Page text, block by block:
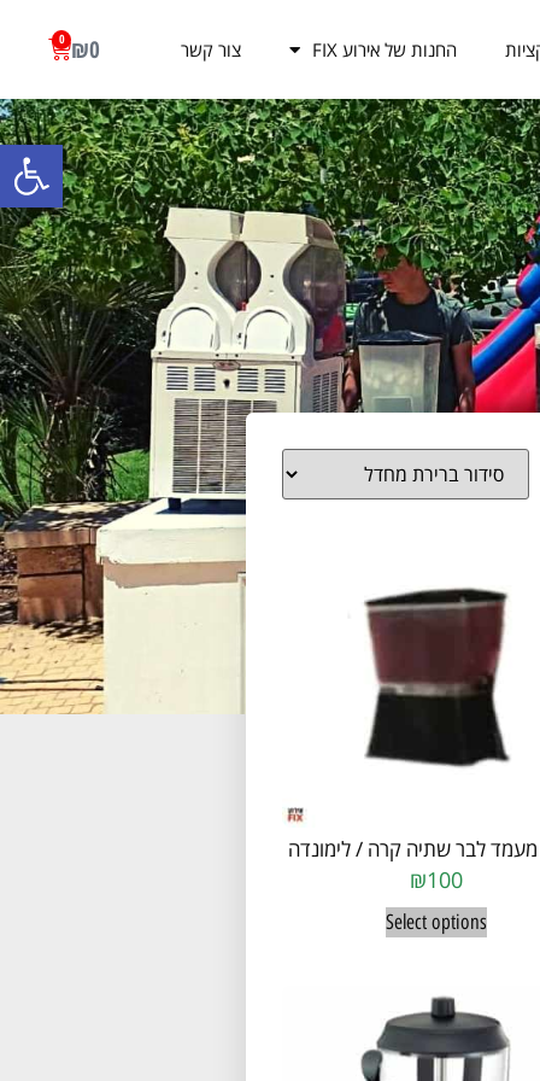
פתח
החנות של אירוע FIX צור קשר ₪0
0
לבר שתיה קרה / לימונדה
₪100
Select options